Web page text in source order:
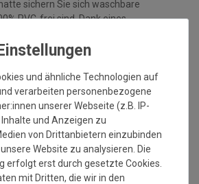
sichern Sie sich waschbare
PVC-frei sind. Dank eines
Gebrauch auch auf
steht somit nichts mehr im Wege.
waschen Sie die Fußmatte separat
mit Feinwaschmittel und legen
aus. Dadurch richten sich die Fasern
aktiviert und transportbedingte Falten
glatt. Pflegen Sie so Ihre
und Sie werden überrascht sein, wie
Farbe erhalten bleiben.
und ähnliche Technologien auf
verarbeiten personenbezogene
unserer Webseite (z.B. IP-
und Anzeigen zu
von Drittanbietern einzubinden
Website zu analysieren. Die
erfolgt erst durch gesetzte Cookies.
mit Dritten, die wir in den